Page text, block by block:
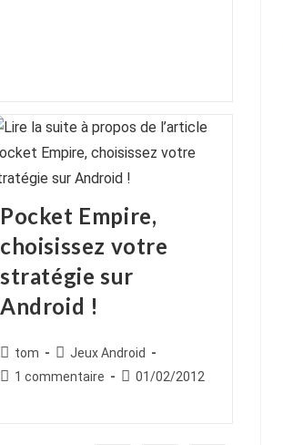
Pocket Empire,
choisissez votre
stratégie sur
Android !
Auteur/autrice
de
tom
Post
category:
Jeux Android
Commentaires
1 commentaire
Publication
01/02/2012